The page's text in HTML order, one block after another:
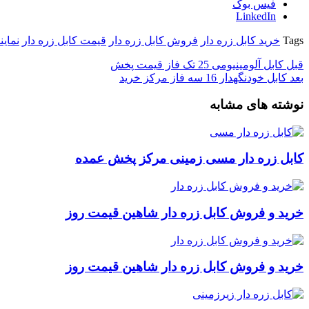
فیس بوک
LinkedIn
Tags خرید کابل زره دار فروش کابل زره دار قیمت کابل زره دار
قبل کابل آلومینیومی 25 تک فاز قیمت پخش
بعد کابل خودنگهدار 16 سه فاز مرکز خرید
نوشته های مشابه
کابل زره دار مسی زمینی مرکز پخش عمده
خرید و فروش کابل زره دار شاهین قیمت روز
خرید و فروش کابل زره دار شاهین قیمت روز